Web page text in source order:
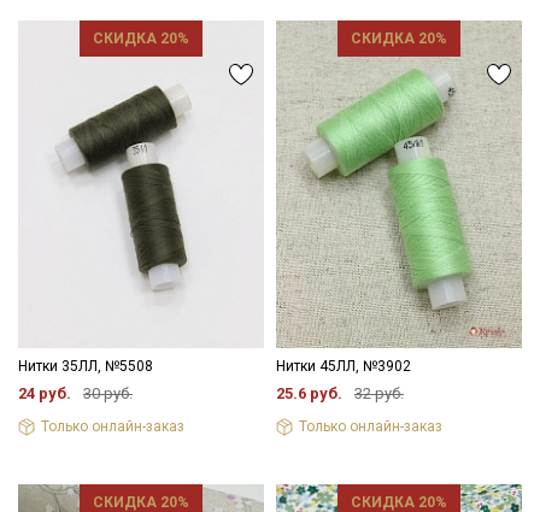
СКИДКА 20%
Нитки 35ЛЛ, №5508
24 руб. 30 руб.
Только онлайн-заказ
СКИДКА 20%
Нитки 45ЛЛ, №3902
25.6 руб. 32 руб.
Только онлайн-заказ
СКИДКА 20% СКИДКА 20%
Подписаться
Политикой обработки персональных
данныхи даю Согласие на обработку персональных
данных
ДаюСогласие на получение рекламных и
информационных рассылок